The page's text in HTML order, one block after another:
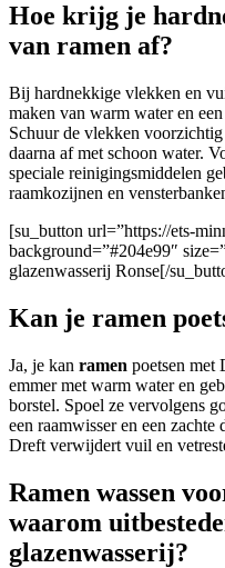
Hoe krijg je
van ramen af?
Bij hardnekkige vlekken en
maken van warm water en
Schuur de vlekken
daarna af met schoon water.
speciale reinigingsmiddelen
raamkozijnen en
[su_button url=”https://ets-
background=”#204e99″
glazenwasserij Ronse[/
Kan je ramen
Ja, je kan ramen poetsen met
emmer met warm water en
borstel. Spoel ze vervolgens
een raamwisser en een zachte
Dreft verwijdert vuil en
Ramen wassen
waarom
glazenwasserij?